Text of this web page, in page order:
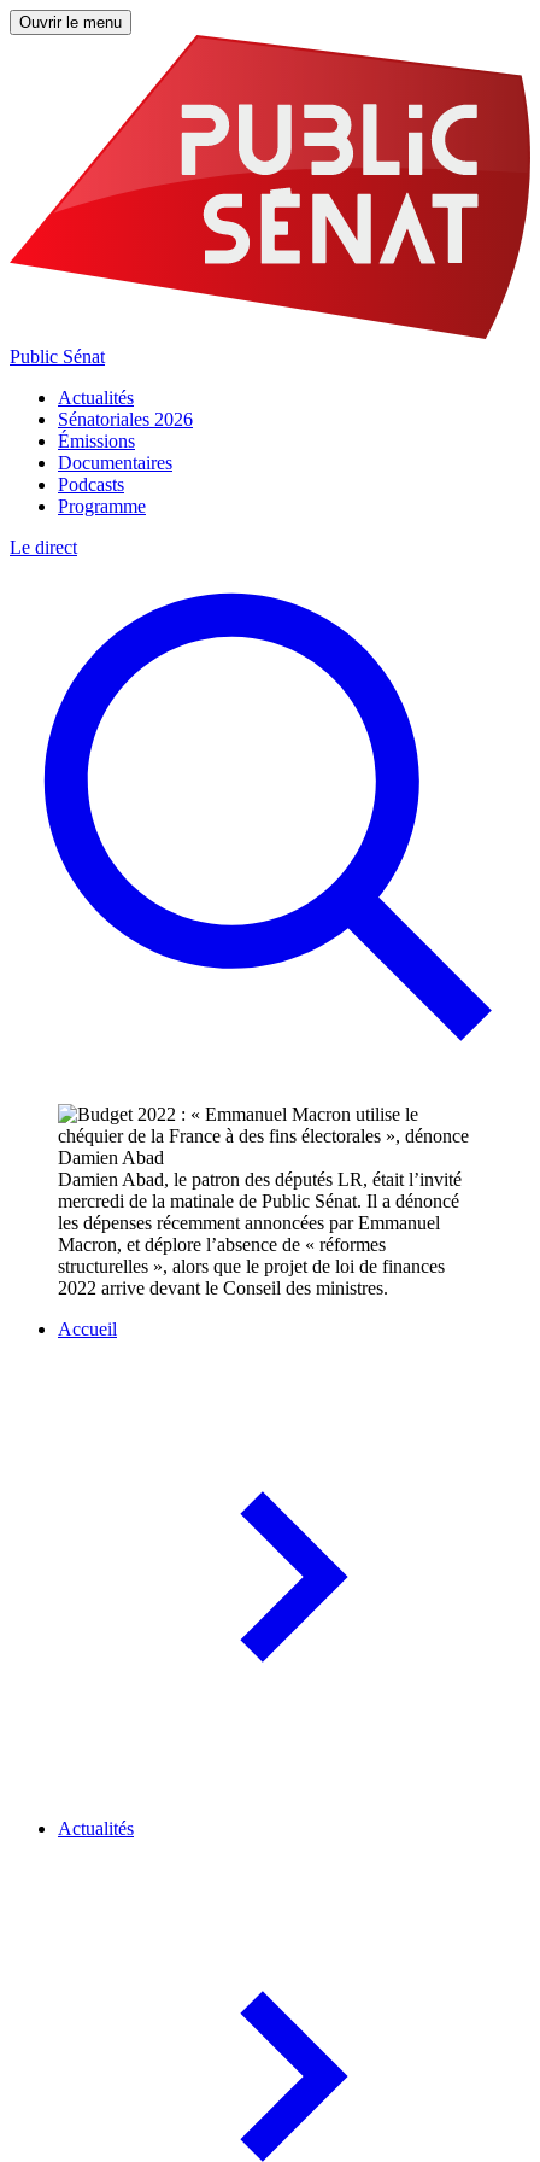
Ouvrir le menu
Public Sénat
Actualités
Sénatoriales 2026
Émissions
Documentaires
Podcasts
Programme
Le direct
Damien Abad, le patron des députés LR, était l’invité
mercredi de la matinale de Public Sénat. Il a dénoncé
les dépenses récemment annoncées par Emmanuel
Macron, et déplore l’absence de « réformes
structurelles », alors que le projet de loi de finances
2022 arrive devant le Conseil des ministres.
Accueil
Actualités